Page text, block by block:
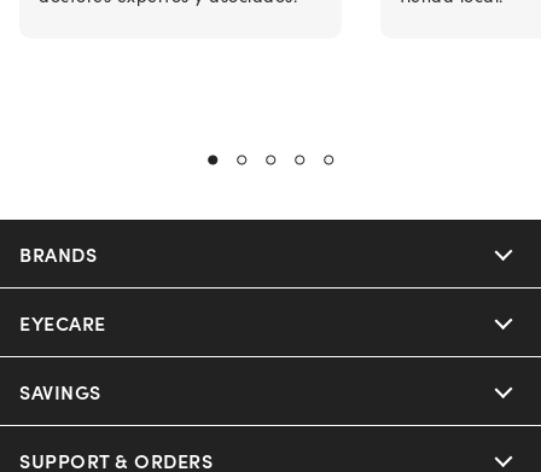
BRANDS
Nuance Audio
Ray-Ban
EYECARE
Our Eyeglasses
Our Sunglasses
SAVINGS
Offers & Discount
SUPPORT & ORDERS